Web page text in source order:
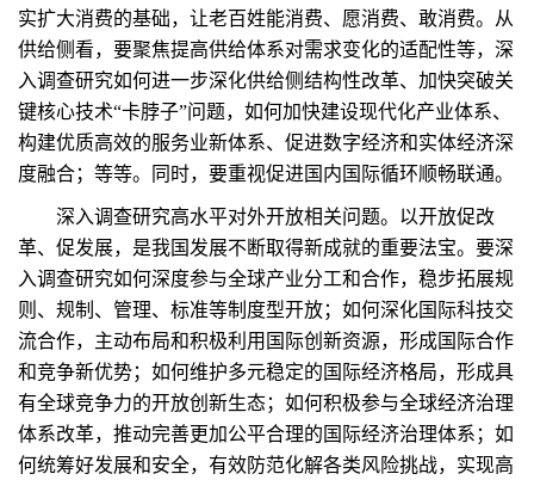
实扩大消费的基础，让老百姓能消费、愿消费、敢消费。从
供给侧看，要聚焦提高供给体系对需求变化的适配性等，深
入调查研究如何进一步深化供给侧结构性改革、加快突破关
键核心技术“卡脖子”问题，如何加快建设现代化产业体系、
构建优质高效的服务业新体系、促进数字经济和实体经济深
度融合；等等。同时，要重视促进国内国际循环顺畅联通。
深入调查研究高水平对外开放相关问题。以开放促改
革、促发展，是我国发展不断取得新成就的重要法宝。要深
入调查研究如何深度参与全球产业分工和合作，稳步拓展规
则、规制、管理、标准等制度型开放；如何深化国际科技交
流合作，主动布局和积极利用国际创新资源，形成国际合作
和竞争新优势；如何维护多元稳定的国际经济格局，形成具
有全球竞争力的开放创新生态；如何积极参与全球经济治理
体系改革，推动完善更加公平合理的国际经济治理体系；如
何统筹好发展和安全，有效防范化解各类风险挑战，实现高